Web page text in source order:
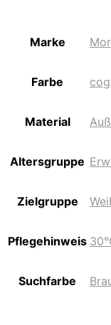
Marke
Farbe
Material
Altersgruppe
Zielgruppe
Pflegehinweis
Suchfarbe